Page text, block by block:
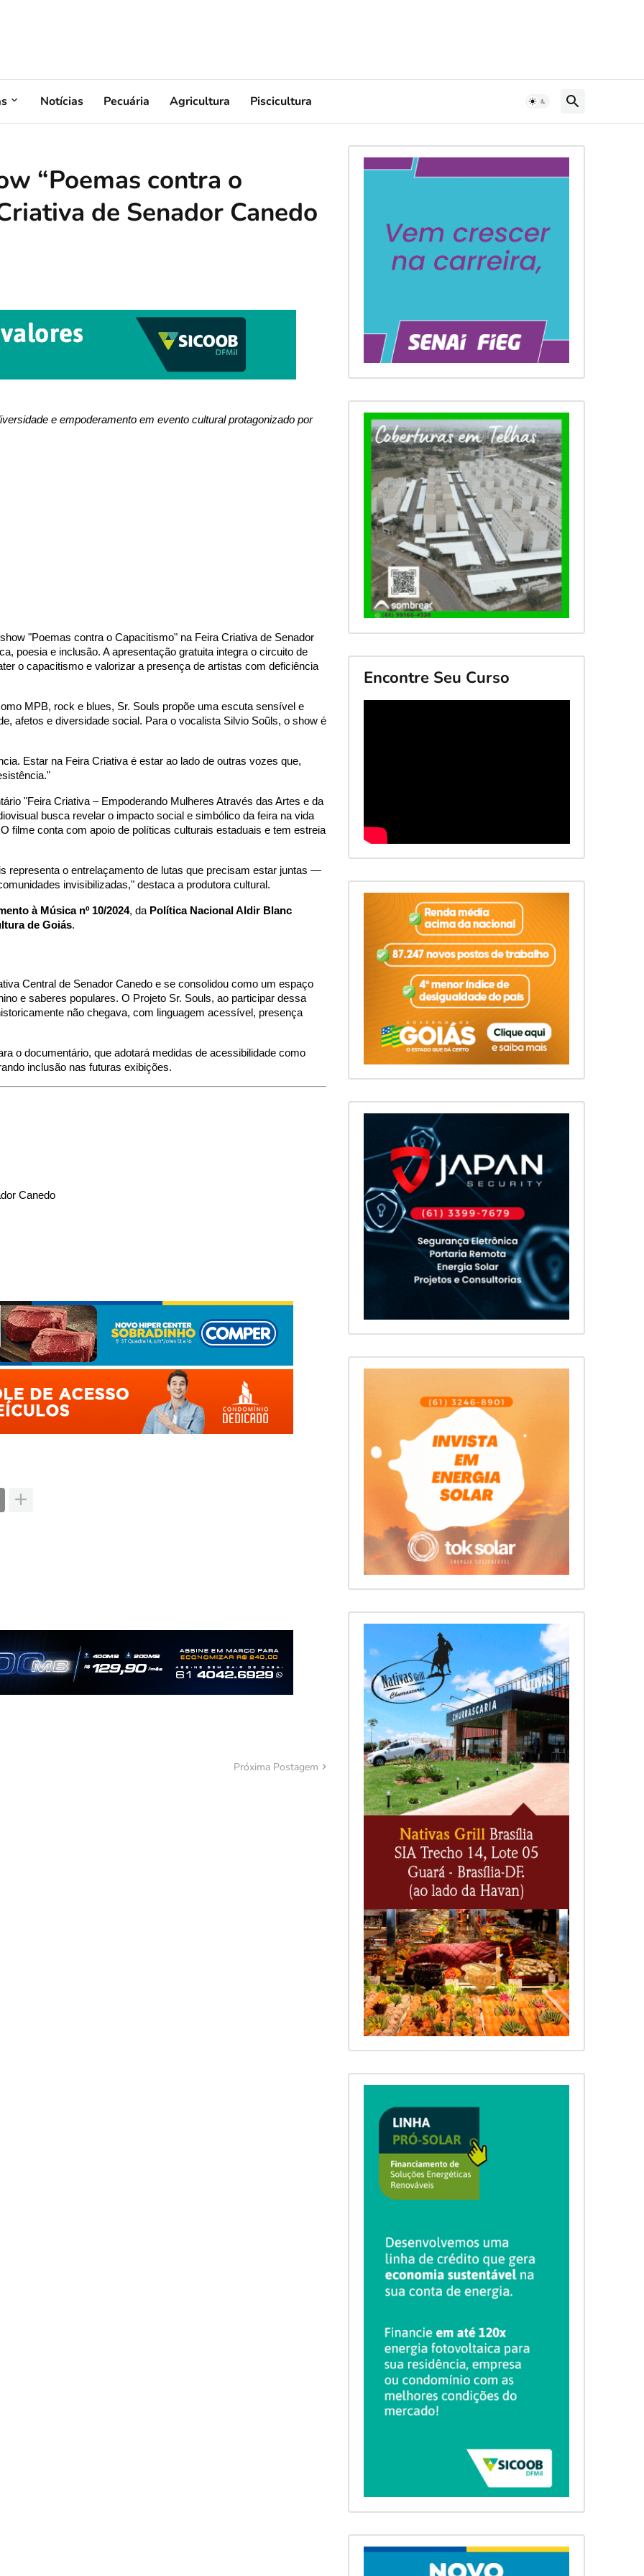
Notícias Pecuária Agricultura Piscicultura
“Poemas contra o
de Senador Canedo
e empoderamento em evento cultural protagonizado por
"Poemas contra o Capacitismo" na Feira Criativa de Senador
poesia e inclusão. A apresentação gratuita integra o circuito de
o capacitismo e valorizar a presença de artistas com deficiência
MPB, rock e blues, Sr. Souls propõe uma escuta sensível e
afetos e diversidade social. Para o vocalista Silvio Soũls, o show é
Estar na Feira Criativa é estar ao lado de outras vozes que,
"Feira Criativa – Empoderando Mulheres Através das Artes e da
busca revelar o impacto social e simbólico da feira na vida
filme conta com apoio de políticas culturais estaduais e tem estreia
representa o entrelaçamento de lutas que precisam estar juntas —
invisibilizadas," destaca a produtora cultural.
à Música nº 10/2024, da Política Nacional Aldir Blanc
de Goiás.
Central de Senador Canedo e se consolidou como um espaço
e saberes populares. O Projeto Sr. Souls, ao participar dessa
não chegava, com linguagem acessível, presença
o documentário, que adotará medidas de acessibilidade como
inclusão nas futuras exibições.
Canedo
Próxima Postagem
Encontre Seu Curso